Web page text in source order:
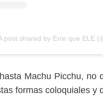
post shared by Erre que ELE
Machu Picchu, no
formas coloquiales y